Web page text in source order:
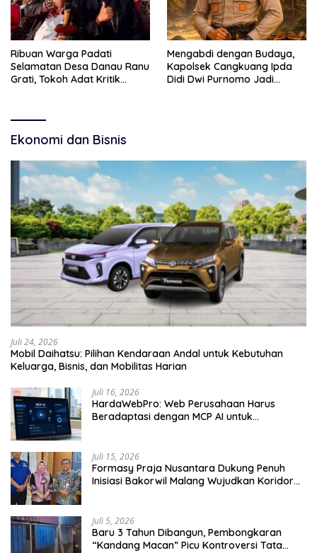
Ribuan Warga Padati
Selamatan Desa Danau Ranu
Grati, Tokoh Adat Kritik
Mengabdi dengan Budaya,
Kapolsek Cangkuang Ipda
Didi Dwi Purnomo Jadi
Ekonomi dan Bisnis
Juli 24, 2026
Mobil Daihatsu: Pilihan Kendaraan Andal untuk Kebutuhan
Keluarga, Bisnis, dan Mobilitas Harian
Juli 16, 2026
HardaWebPro: Web Perusahaan Harus
Beradaptasi dengan MCP AI untuk
Juli 15, 2026
Formasy Praja Nusantara Dukung Penuh
Inisiasi Bakorwil Malang Wujudkan Koridor
Juli 5, 2026
Baru 3 Tahun Dibangun, Pembongkaran
“Kandang Macan” Picu Kontroversi Tata